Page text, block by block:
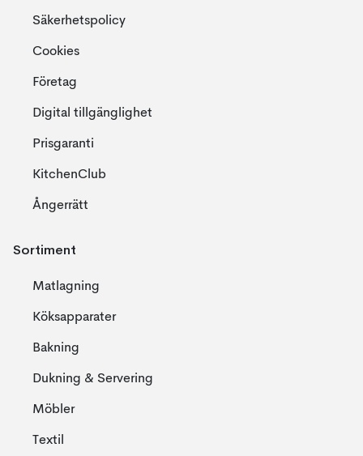
Säkerhetspolicy
Cookies
Företag
Digital tillgänglighet
Prisgaranti
KitchenClub
Ångerrätt
Sortiment
Matlagning
Köksapparater
Bakning
Dukning & Servering
Möbler
Textil